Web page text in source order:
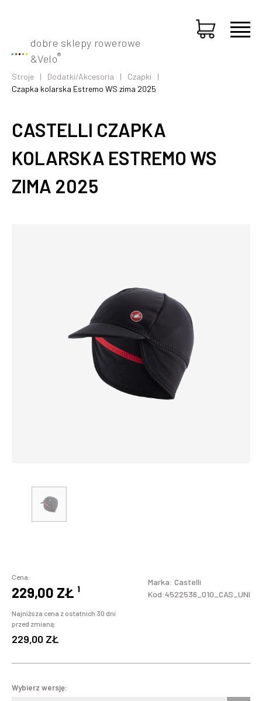
dobre sklepy rowerowe
&Velo®
Stroje Dodatki/Akcesoria
Czapki
Czapka kolarska Estremo WS zima 2025
CASTELLI CZAPKA
KOLARSKA ESTREMO WS
ZIMA 2025
Cena:
229,00 ZŁ ¹
Najniższa cena z ostatnich 30 dni
przed zmianą:
229,00 ZŁ
Marka: Castelli
Kod:4522536_010_CAS_UNI
Wybierz wersję: